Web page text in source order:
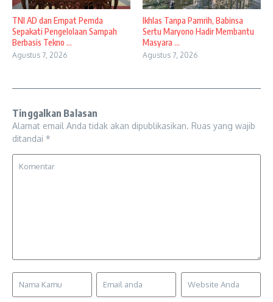
TNI AD dan Empat Pemda
Sepakati Pengelolaan Sampah
Berbasis Tekno ...
Agustus 7, 2026
Ikhlas Tanpa Pamrih, Babinsa
Sertu Maryono Hadir Membantu
Masyara ...
Agustus 7, 2026
Tinggalkan Balasan
Alamat email Anda tidak akan dipublikasikan. Ruas yang wajib
ditandai *